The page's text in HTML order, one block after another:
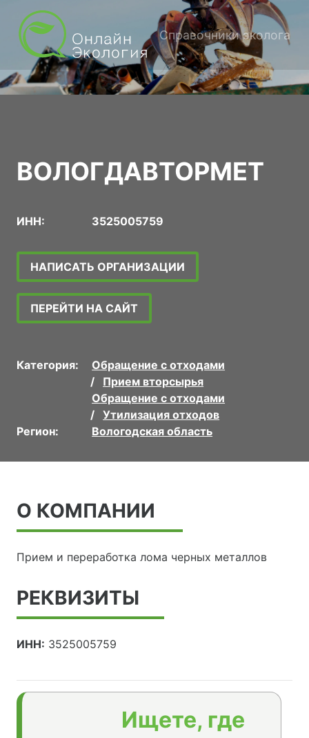
Справочники эколога
ВОЛОГДАВТОРМЕТ
ИНН: 3525005759
НАПИСАТЬ ОРГАНИЗАЦИИ
ПЕРЕЙТИ НА САЙТ
Категория:
Обращение с отходами
Прием вторсырья
Обращение с отходами
Утилизация отходов
Регион:
Вологодская область
О КОМПАНИИ
Прием и переработка лома черных металлов
РЕКВИЗИТЫ
ИНН: 3525005759
Ищете, где